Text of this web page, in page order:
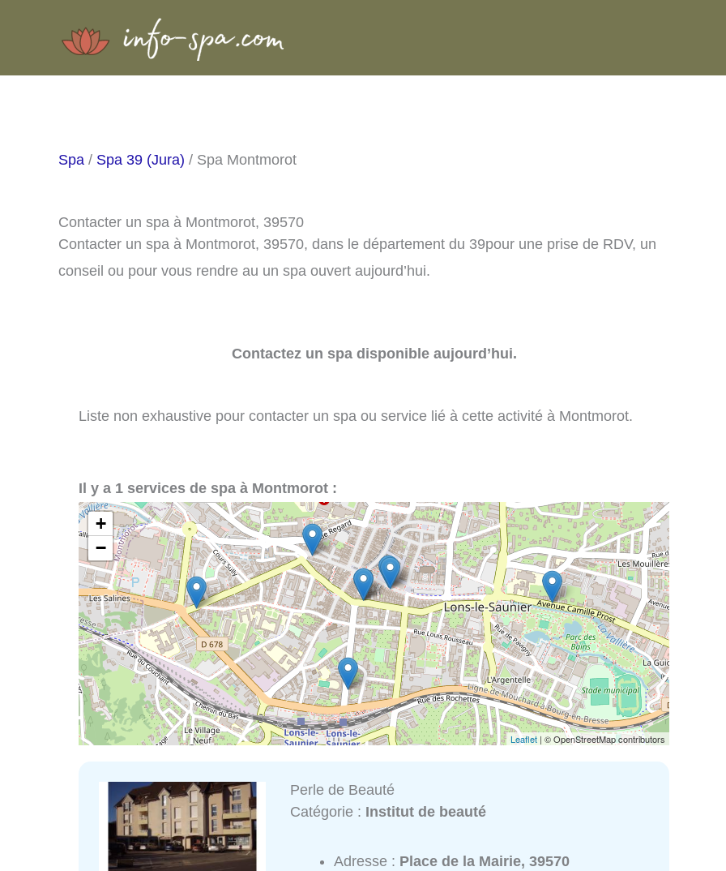
Spa / Spa 39 (Jura) / Spa Montmorot
Contacter un spa à Montmorot, 39570
Contacter un spa à Montmorot, 39570, dans le département du 39pour une prise de RDV, un
conseil ou pour vous rendre au un spa ouvert aujourd’hui.
Contactez un spa disponible aujourd’hui.
Liste non exhaustive pour contacter un spa ou service lié à cette activité à Montmorot.
Il y a 1 services de spa à Montmorot :
+
−
Leaflet| © OpenStreetMap contributors
Perle de Beauté
Catégorie : Institut de beauté
Adresse : Place de la Mairie, 39570